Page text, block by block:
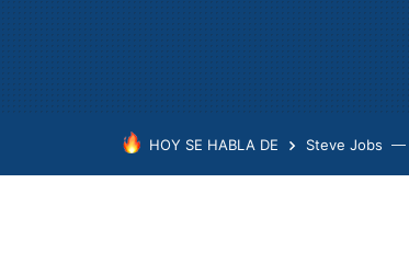
HOY SE HABLA DE Steve Jobs